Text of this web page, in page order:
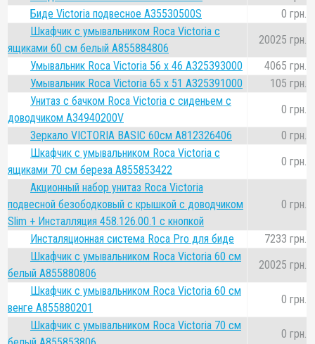
Биде Victoria подвесное A35530500S
0 грн.
Шкафчик с умывальником Roca Victoria с
ящиками 60 см белый A855884806
20025 грн.
Умывальник Roca Victoria 56 x 46 A325393000
4065 грн.
Умывальник Roca Victoria 65 x 51 A325391000
105 грн.
Унитаз с бачком Roca Victoria с сиденьем с
доводчиком A34940200V
0 грн.
Зеркало VICTORIA BASIC 60см A812326406
0 грн.
Шкафчик с умывальником Roca Victoria с
ящиками 70 см береза A855853422
0 грн.
Акционный набор унитаз Roca Victoria
подвесной безободковый с крышкой с доводчиком
Slim + Инсталляция 458.126.00.1 с кнопкой
0 грн.
Инсталяционная система Roca Pro для биде
7233 грн.
Шкафчик с умывальником Roca Victoria 60 см
белый A855880806
20025 грн.
Шкафчик с умывальником Roca Victoria 60 см
венге A855880201
0 грн.
Шкафчик с умывальником Roca Victoria 70 см
0 грн.